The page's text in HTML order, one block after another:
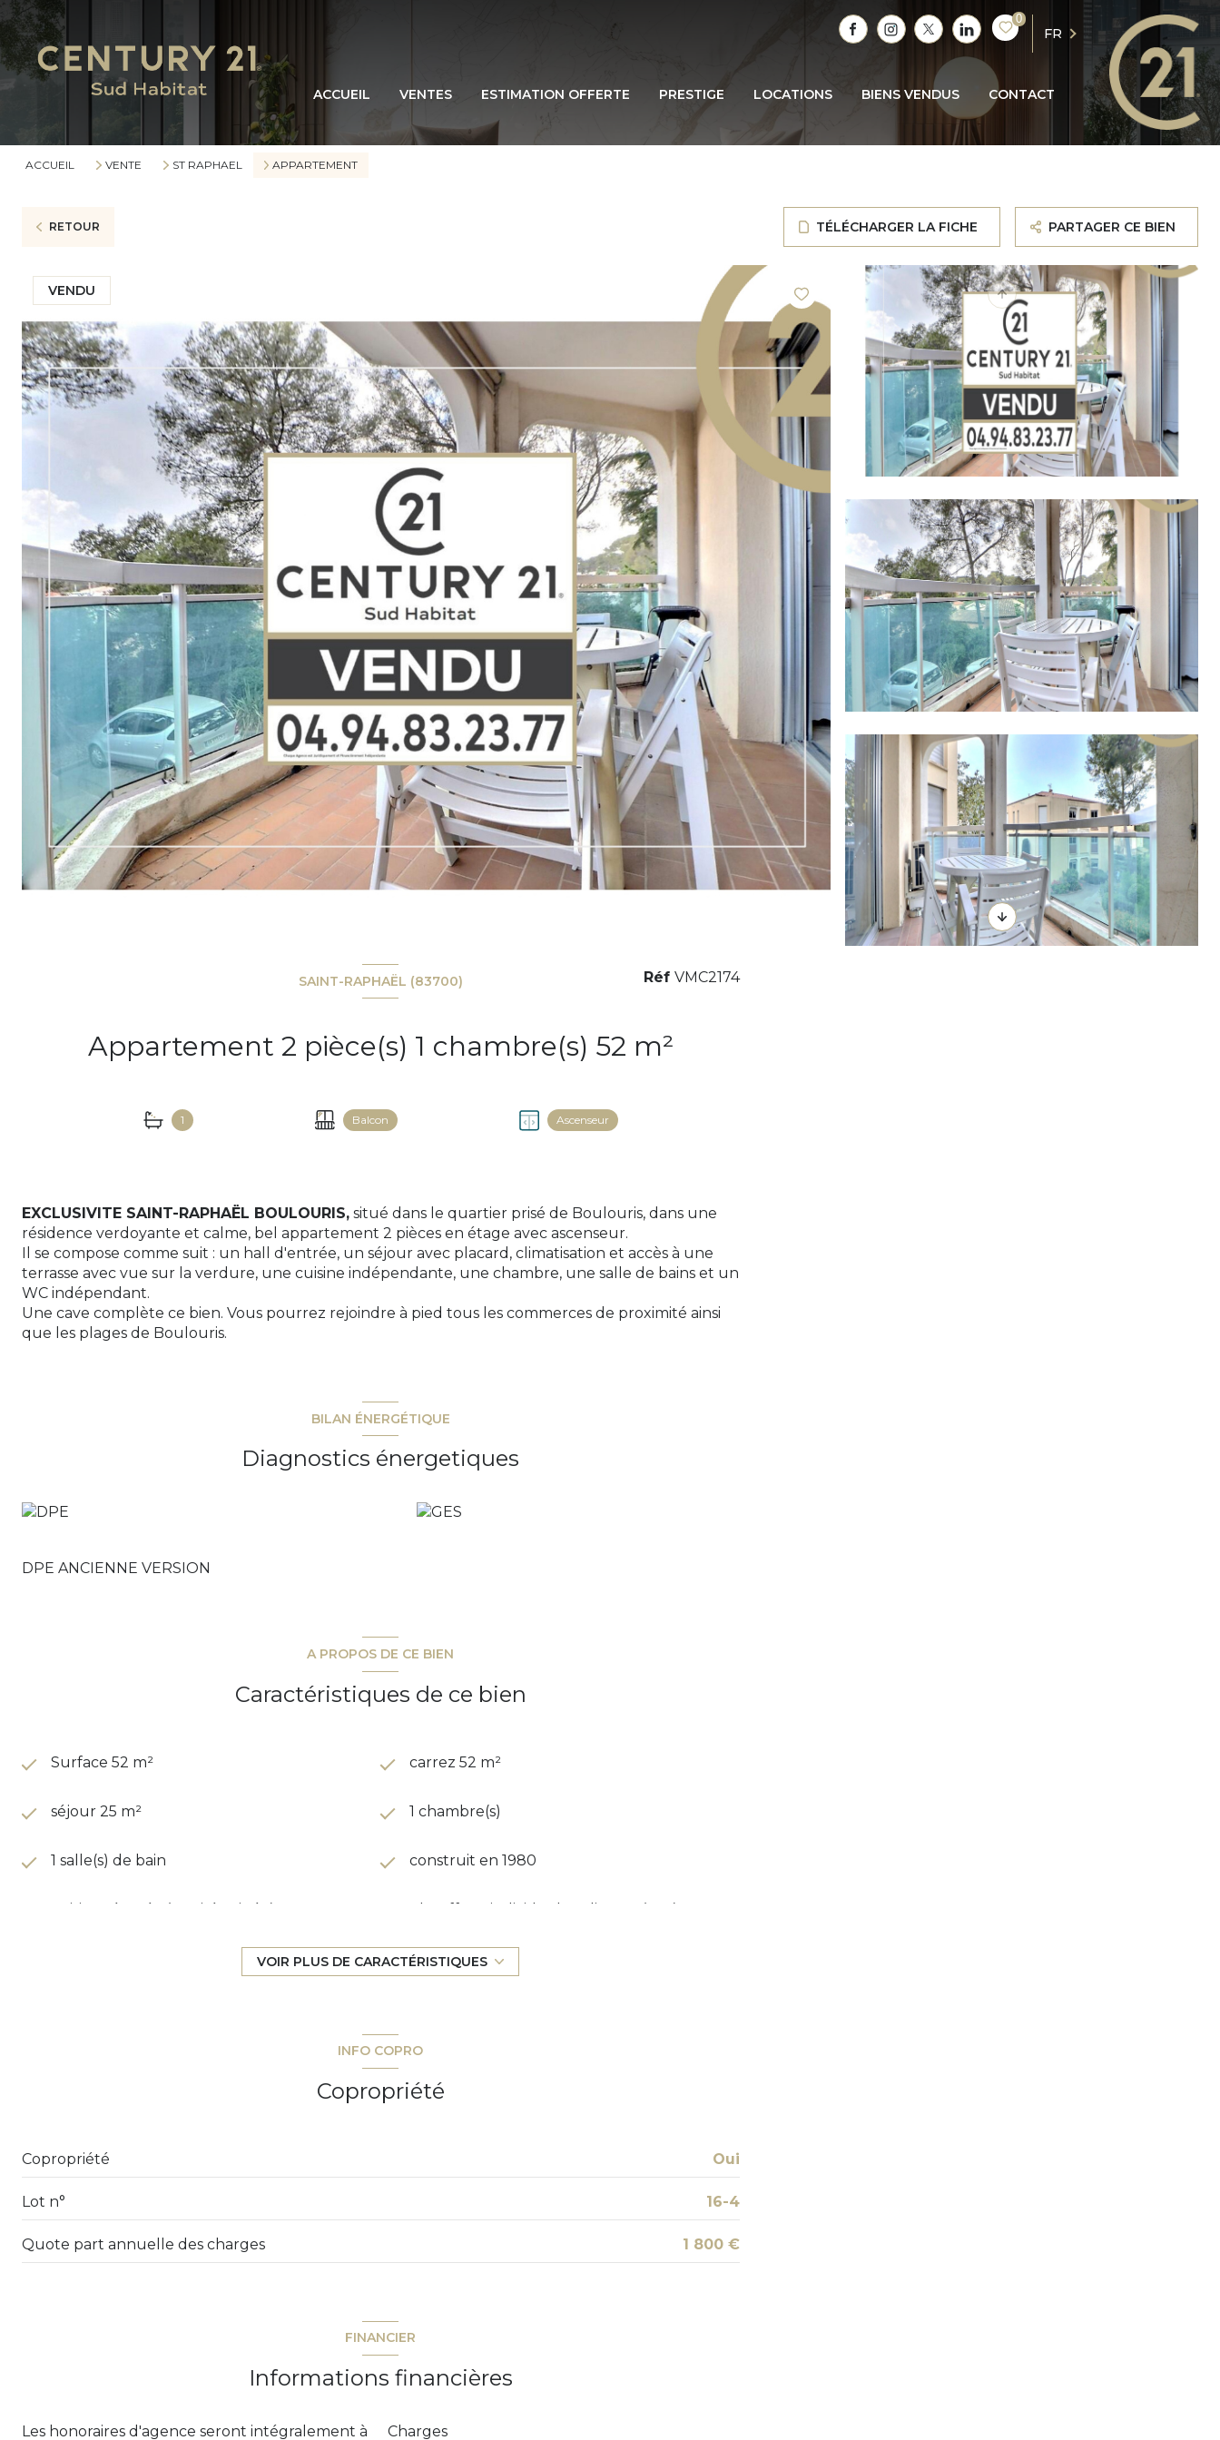
0
FR
ACCUEIL VENTES ESTIMATION OFFERTE PRESTIGE LOCATIONS BIENS VENDUS CONTACT
ACCUEIL VENTE ST RAPHAEL APPARTEMENT
RETOUR TÉLÉCHARGER LA FICHE PARTAGER CE BIEN
VENDU
SAINT-RAPHAËL (83700)
Appartement 2 pièce(s) 1 chambre(s) 52 m²
1 Balcon Ascenseur
Réf VMC2174
EXCLUSIVITE SAINT-RAPHAËL BOULOURIS, situé dans le quartier prisé de Boulouris, dans une
résidence verdoyante et calme, bel appartement 2 pièces en étage avec ascenseur.
Il se compose comme suit : un hall d'entrée, un séjour avec placard, climatisation et accès à une
terrasse avec vue sur la verdure, une cuisine indépendante, une chambre, une salle de bains et un
WC indépendant.
Une cave complète ce bien. Vous pourrez rejoindre à pied tous les commerces de proximité ainsi
que les plages de Boulouris.
BILAN ÉNERGÉTIQUE
Diagnostics énergetiques
DPE ANCIENNE VERSION
A PROPOS DE CE BIEN
Caractéristiques de ce bien
Surface 52 m² carrez 52 m²
séjour 25 m² 1 chambre(s)
1 salle(s) de bain construit en 1980
cuisine séparée (semi-équipée) Chauffage individuel : radiateur (gaz)
1er étage
cave
VOIR PLUS DE CARACTÉRISTIQUES
INFO COPRO
Copropriété
Copropriété Oui
Lot n° 16-4
Quote part annuelle des charges 1 800 €
FINANCIER
Informations financières
Les honoraires d'agence seront intégralement à
Charges